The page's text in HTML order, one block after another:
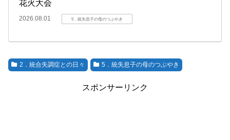
花火大会
2026.08.01 5．統失息子の母のつぶやき
2．統合失調症との日々 5．統失息子の母のつぶやき
スポンサーリンク